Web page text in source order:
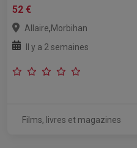
52 €
Allaire,Morbihan
Il y a 2 semaines
Films, livres et magazines